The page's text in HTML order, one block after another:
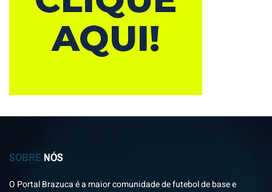
SOBRE NÓS
O Portal Brazuca é a maior comunidade de futebol de base e